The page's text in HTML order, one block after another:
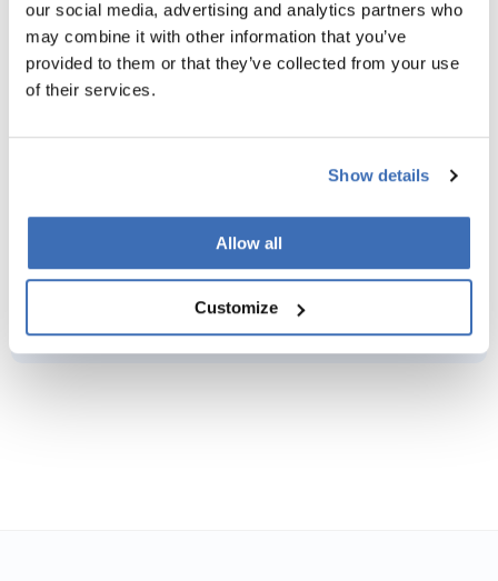
our social media, advertising and analytics partners who
may combine it with other information that you’ve
provided to them or that they’ve collected from your use
of their services.
Show details
Allow all
Customize
Nordic Innovators Corporate Finance (NICF)
på M&A, egenkapital- og gjeldsfinansiering, samt CFO-
tjenester. Vårt fokus er å bygge tillitsfulle og langsiktige
gjennom støtte og innsikt på tvers av ulike finansielle